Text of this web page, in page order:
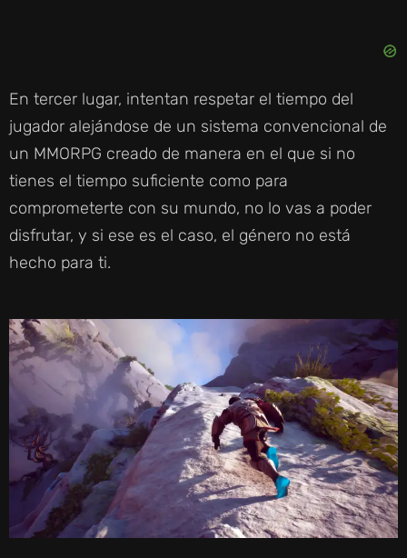
En tercer lugar, intentan respetar el tiempo del
jugador alejándose de un sistema convencional de
un MMORPG creado de manera en el que si no
tienes el tiempo suficiente como para
comprometerte con su mundo, no lo vas a poder
disfrutar, y si ese es el caso, el género no está
hecho para ti.